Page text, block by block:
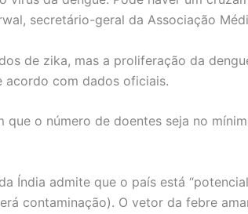
secretário-geral da Associação
de zika, mas a proliferação da
acordo com dados oficiais.
o número de doentes seja no
Índia admite que o país está
contaminação). O vetor da febre